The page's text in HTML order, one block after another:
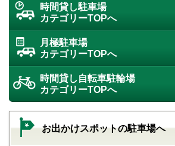
時間貸し駐車場
カテゴリーTOPへ
月極駐車場
カテゴリーTOPへ
時間貸し自転車駐輪場
カテゴリーTOPへ
お出かけスポットの駐車場へ